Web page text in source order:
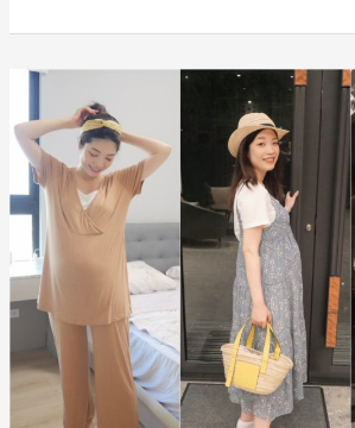
餐
(上
美
美
的
生)
孕
日
記】
懷
孕
美
的！